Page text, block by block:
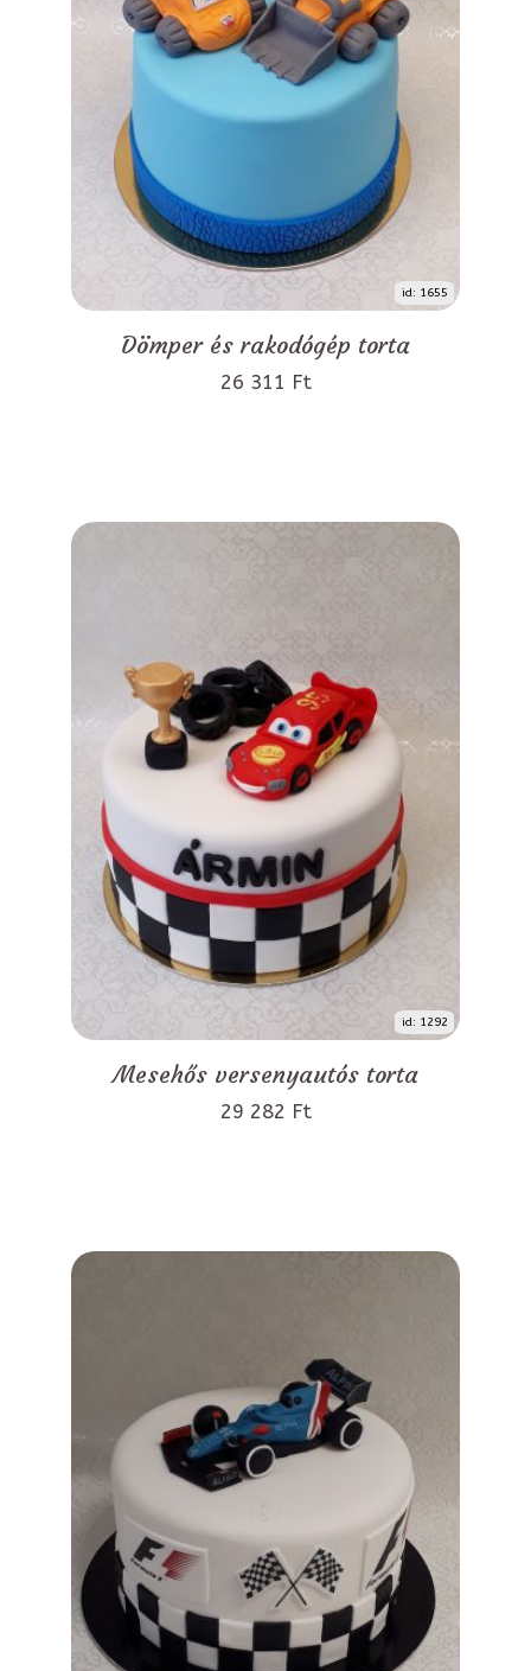
id: 1655
Dömper és rakodógép torta
26 311 Ft
id: 1292
Mesehős versenyautós torta
29 282 Ft